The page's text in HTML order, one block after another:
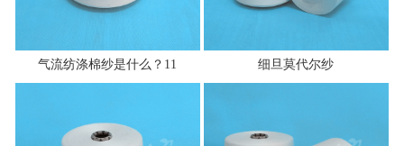
气流纺涤棉纱是什么？11 细旦莫代尔纱